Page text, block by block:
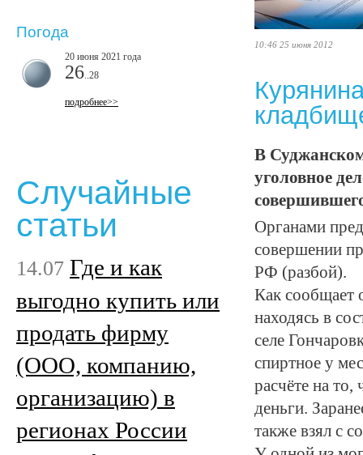
10:46 25 июня 2012
В
уголовное
Органами
совершении
РФ (разбой).
Как сообщает
находясь в
селе
спиртное у
расчёте на
деньги.
также взял с
Погода
20 июня 2021 года
26 ..28
подробнее>>
Случайные
статьи
14.07 Где и как
выгодно купить или
продать фирму
(ООО, компанию,
организацию) в
регионах России